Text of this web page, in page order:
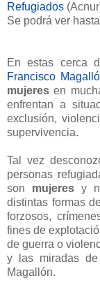
Refugiados
Se podrá ver
En estas cerca
Francisco
mujeres en
enfrentan a
exclusión,
supervivencia.
Tal vez
personas
son mujeresy
distintas formas
forzosos,
fines de
de guerra o
y las miradas
Magallón.